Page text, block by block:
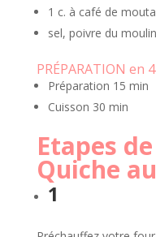
1 c. à café de
sel, poivre du moulin
PRÉPARATION en
Préparation 15 min
Cuisson 30 min
Etapes
Quiche
1